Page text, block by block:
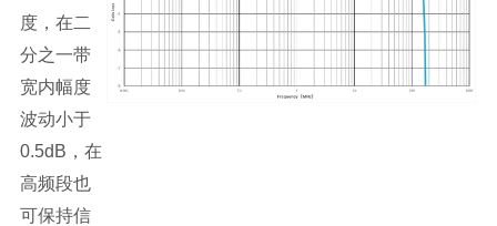
度，在二
分之一带
宽内幅度
波动小于
0.5dB，在
高频段也
可保持信